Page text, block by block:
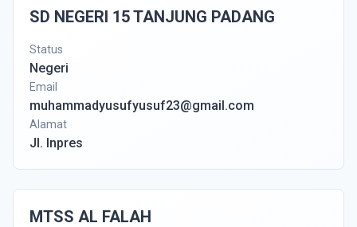
SD NEGERI 15 TANJUNG PADANG
Status
Negeri
Email
muhammadyusufyusuf23@gmail.com
Alamat
Jl. Inpres
MTSS AL FALAH